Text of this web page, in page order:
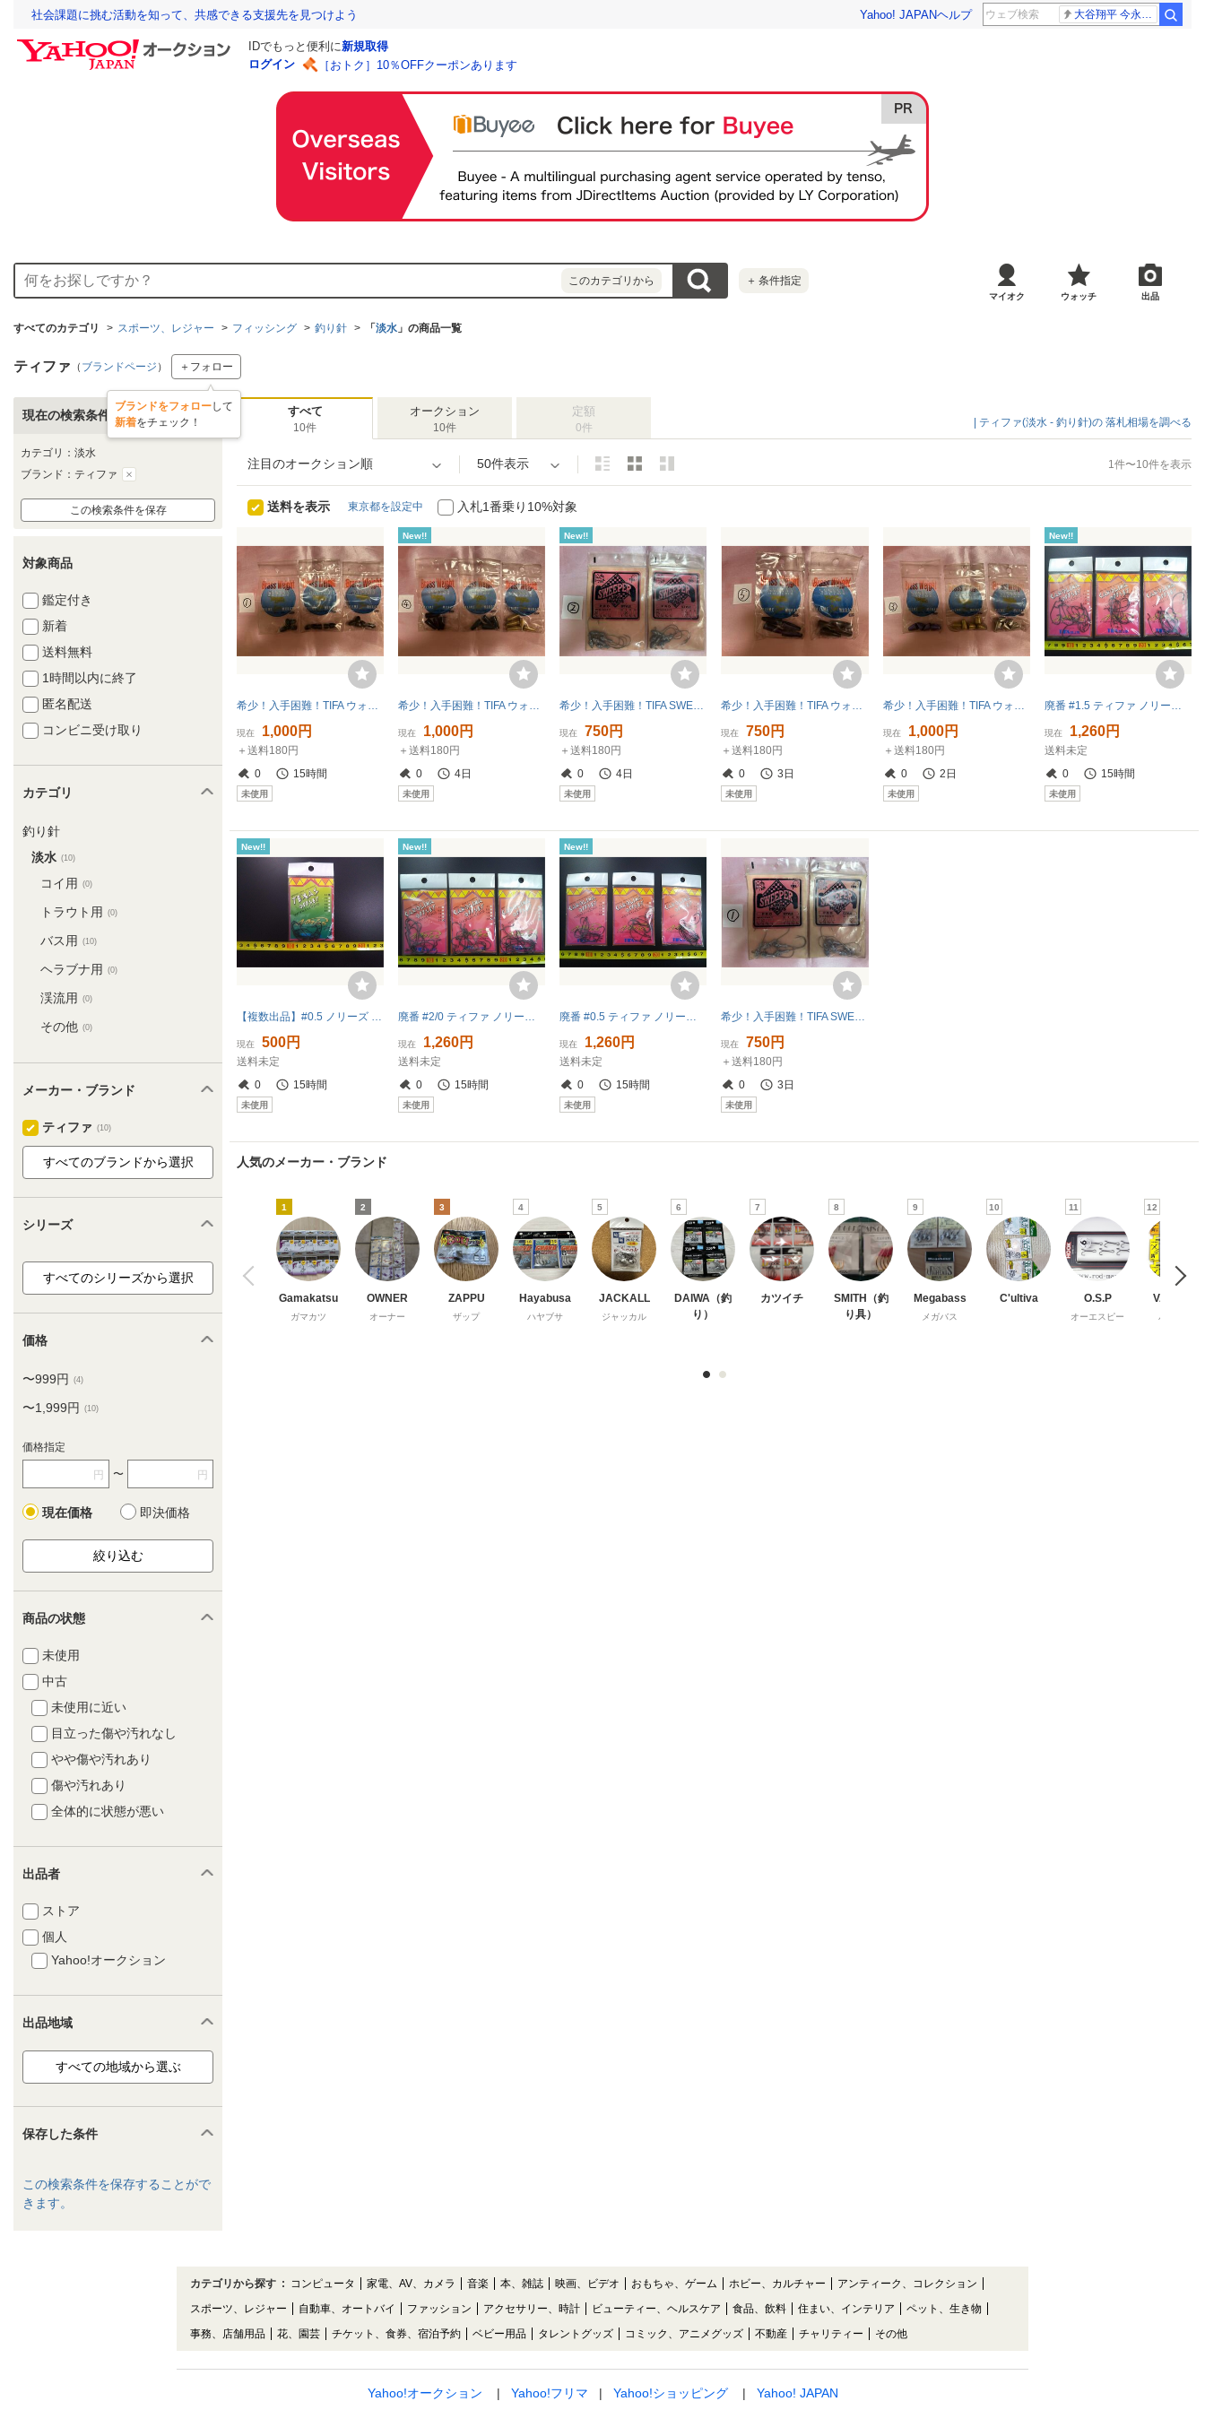
社会課題に挑む活動を知って、共感できる支援先を見つけよう Yahoo! JAPANヘルプ 大谷翔平 今永昇太
IDでもっと便利に新規取得
ログイン
［おトク］10％OFFクーポンあります
このカテゴリから ＋ 条件指定
マイオク ウォッチ 出品
すべてのカテゴリ スポーツ、レジャー フィッシング 釣り針 「 淡水 」の商品一覧
ティファ （ ブランドページ ） ＋フォロー
ブランドをフォローして
新着をチェック！
現在の検索条件
カテゴリ：淡水
ブランド：ティファ
この検索条件を保存
対象商品
鑑定付き
新着
送料無料
1時間以内に終了
匿名配送
コンビニ受け取り
カテゴリ
釣り針
淡水 (10)
コイ用 (0)
トラウト用 (0)
バス用 (10)
ヘラブナ用 (0)
渓流用 (0)
その他 (0)
メーカー・ブランド
ティファ (10)
シリーズ
価格
〜999円 (4)
〜1,999円 (10)
価格指定
円 〜 円
現在価格 即決価格
商品の状態
未使用
中古
未使用に近い
目立った傷や汚れなし
やや傷や汚れあり
傷や汚れあり
全体的に状態が悪い
出品者
ストア
個人
Yahoo!オークション
出品地域
保存した条件
この検索条件を保存することがで
きます。
すべて
10件
オークション
10件
定額
0件 | ティファ(淡水 - 釣り針)の 落札相場を調べる
注目のオークション順 50件表示 1件〜10件を表示
送料を表示 東京都を設定中 入札1番乗り10%対象
希少！入手困難！TIFA ウォーターランド ① 村田 基 ブラスウェイト 1/16oz 1.8g 3個セット
現在 1,000円
＋送料180円
0
15時間
未使用
New!!
希少！入手困難！TIFA ウォーターランド ④ 村田 基 ブラスウェイト 3/16oz 5g 3個セット
現在 1,000円
＋送料180円
0
4日
未使用
New!!
希少！入手困難！TIFA SWEEPER スウィーパー ジグヘッド ② 2個セット
現在 750円
＋送料180円
0
4日
未使用
希少！入手困難！TIFA ウォーターランド ⑤ 村田 基 ブラスウェイト 1/4oz 7g 2個セット
現在 750円
＋送料180円
0
3日
未使用
希少！入手困難！TIFA ウォーターランド ③ 村田 基 ブラスウェイト 3/16oz 5g 3個セット
現在 1,000円
＋送料180円
0
2日
未使用
New!!
廃番 #1.5 ティファ ノリーズ キャロライナオフセット ワームフック 未使用 3枚セット 田辺哲男 TIFA NORIES CAROLINA OFFSET WORM HOOKS
現在 1,260円
送料未定
0
15時間
未使用
New!!
【複数出品】#0.5 ノリーズ テキサスオフセット ワームフック 未使用 廃番 ティファ 田辺哲男 TIFA NORIES TEXAS OFFSET WORM HOOKS
現在 500円
送料未定
0
15時間
未使用
New!!
廃番 #2/0 ティファ ノリーズ キャロライナオフセット ワームフック 未使用 3枚セット 田辺哲男 TIFA NORIES CAROLINA OFFSET WORM HOOKS
現在 1,260円
送料未定
0
15時間
未使用
New!!
廃番 #0.5 ティファ ノリーズ キャロライナオフセット ワームフック 未使用 3枚セット 田辺哲男 TIFA NORIES CAROLINA OFFSET WORM HOOKS
現在 1,260円
送料未定
0
15時間
未使用
希少！入手困難！TIFA SWEEPER スウィーパー ジグヘッド ① 2個セット
現在 750円
＋送料180円
0
3日
未使用
人気のメーカー・ブランド
1
Gamakatsu
ガマカツ
2
OWNER
オーナー
3
ZAPPU
ザップ
4
Hayabusa
ハヤブサ
5
JACKALL
ジャッカル
6
DAIWA（釣
り）
7
カツイチ
8
SMITH（釣
り具）
9
Megabass
メガバス
10
C'ultiva
11
O.S.P
オーエスピー
12
VARIVAS
バリバス
カテゴリから探す : コンピュータ 家電、AV、カメラ 音楽 本、雑誌 映画、ビデオ おもちゃ、ゲーム ホビー、カルチャー
アンティーク、コレクション
スポーツ、レジャー
自動車、オートバイ ファッション アクセサリー、時計 ビューティー、ヘルスケア 食品、飲料 住まい、インテリア
ペット、生き物
事務、店舗用品
花、園芸 チケット、食券、宿泊予約 ベビー用品 タレントグッズ コミック、アニメグッズ 不動産 チャリティー その他
Yahoo!オークション Yahoo!フリマ Yahoo!ショッピング Yahoo! JAPAN